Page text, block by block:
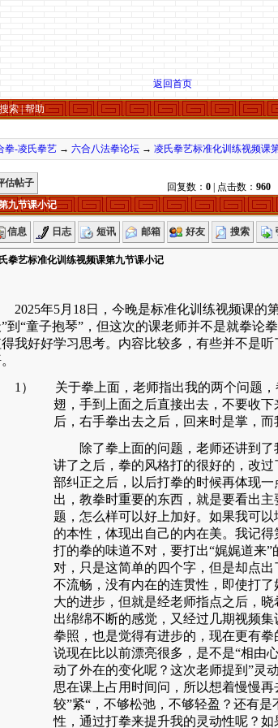
返回首页
搜索|帮助
拳-凌氏拳艺 → 六合八法拳论坛 → 凌氏拳艺标准化训练视频课
估帖子 回复数： 0 | 点击数： 960
九节课小记
信息 日志 短讯 邮箱 好友 搜索
拳艺标准化训练视频课第九节课小记
2025年5月 18日，今晚是标准化训练视频课的
到“童子抱琴”，但这次的课老师并不是就拳论
我好好学习思考。内容比较多，有些并不是
1）
关于拳上面，老师指出我的两个问题，
翅，手到上面之后直接出去，不要收下
后，右手拳出去之后，回来时是掌，而
除了拳上面的问题，老师还讲到
讲了之后，拳的风格打的很好的，改
部纠正之后，以后打拳的时候再体现
出，教拳时重要的东西，就是要看出
题，怎么样可以好上加好。如果我可
的本性，体现出自己的内在美。我记
打的拳的味道不对，要打出“娓娓道来
对，只是这简单的四个字，但是却点
不流畅，没有内在的连贯性，即使打
大的进步，但就是经老师指点之后，
出绵绵不断的感觉，又经过几期视频集
拳照，也是觉得有进步的，现在更有
说现在比以前漂亮很多，是不是“相由
动了外在的变化呢？这次老师提到”灵
思在课上占用时间问，所以想着慢慢
较”紧“，不够松弛，不够轻盈？还有
性，通过打拳来提升我的灵动性呢？如